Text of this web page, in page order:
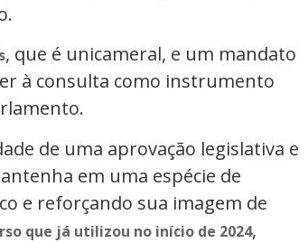
, que é unicameral, e um mandato
à consulta como instrumento
de uma aprovação legislativa e
em uma espécie de
e reforçando sua imagem de
que já utilizou no início de 2024,